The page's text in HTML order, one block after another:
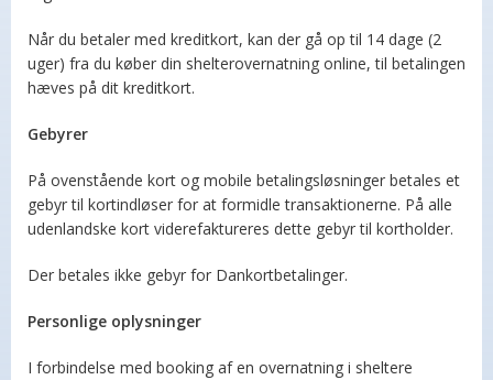
Når du betaler med kreditkort, kan der gå op til 14 dage (2
uger) fra du køber din shelterovernatning online, til betalingen
hæves på dit kreditkort.
Gebyrer
På ovenstående kort og mobile betalingsløsninger betales et
gebyr til kortindløser for at formidle transaktionerne. På alle
udenlandske kort viderefaktureres dette gebyr til kortholder.
Der betales ikke gebyr for Dankortbetalinger.
Personlige oplysninger
I forbindelse med booking af en overnatning i sheltere